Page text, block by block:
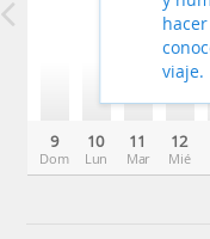
9
Dom
10
Lun
11
Mar
12
Mié
viaje.